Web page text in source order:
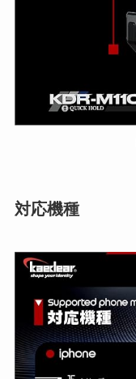
対応機種